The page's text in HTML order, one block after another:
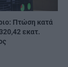
Πτώση κατά
εκατ.